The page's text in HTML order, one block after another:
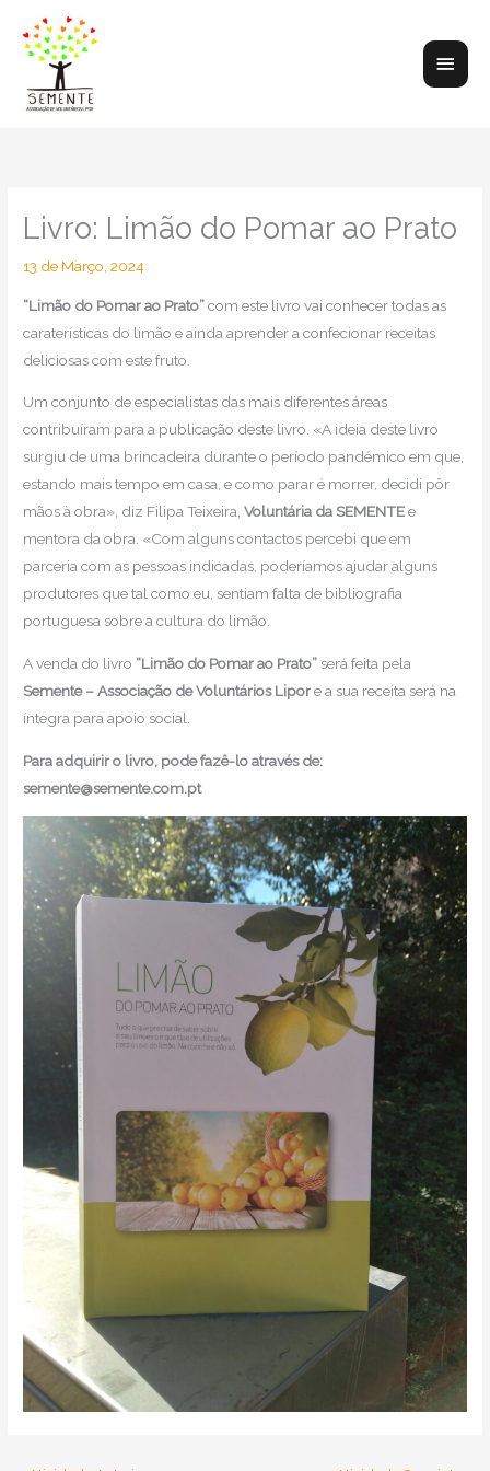
content
Main
Livro: Limão do Pomar ao Prato
13 de Março, 2024
“Limão do Pomar ao Prato”com este livro vai conhecer todas as
caraterísticas do limão e ainda aprender a confecionar receitas
deliciosas com este fruto.
Um conjunto de especialistas das mais diferentes áreas
contribuíram para a publicação deste livro. «A ideia deste livro
surgiu de uma brincadeira durante o período pandémico em que,
estando mais tempo em casa, e como parar é morrer, decidi pôr
mãos à obra», diz Filipa Teixeira,Voluntária da SEMENTEe
mentora da obra. «Com alguns contactos percebi que em
parceria com as pessoas indicadas, poderíamos ajudar alguns
produtores que tal como eu, sentiam falta de bibliografia
portuguesa sobre a cultura do limão.
A venda do livro “Limão do Pomar ao Prato” será feita pela
Semente – Associação de Voluntários Lipore a sua receita será na
íntegra para apoio social.
Para adquirir o livro, pode fazê-lo através de:
semente@semente.com.pt